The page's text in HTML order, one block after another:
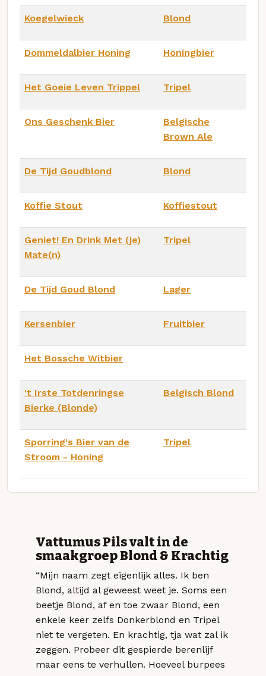
Koegelwieck Blond
Dommeldalbier Honing Honingbier
Het Goeie Leven Trippel Tripel
Ons Geschenk Bier
Belgische
Brown Ale
De Tijd Goudblond Blond
Koffie Stout Koffiestout
Geniet! En Drink Met (je)
Mate(n)
Tripel
De Tijd Goud Blond Lager
Kersenbier Fruitbier
Het Bossche Witbier
't Irste Totdenringse
Bierke (Blonde)
Belgisch Blond
Sporring's Bier van de
Stroom - Honing
Tripel
Vattumus Pils valt in de
smaakgroep Blond & Krachtig
“Mijn naam zegt eigenlijk alles. Ik ben
Blond, altijd al geweest weet je. Soms een
beetje Blond, af en toe zwaar Blond, een
enkele keer zelfs Donkerblond en Tripel
niet te vergeten. En krachtig, tja wat zal ik
zeggen. Probeer dit gespierde berenlijf
maar eens te verhullen. Hoeveel burpees